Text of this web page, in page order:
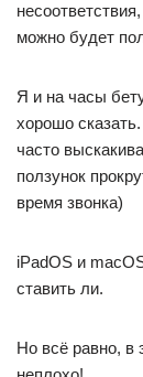
можно будет
Я и на часы
хорошо
часто
ползунок
время звонка)
iPadOS и
ставить ли.
Но всё равно, в